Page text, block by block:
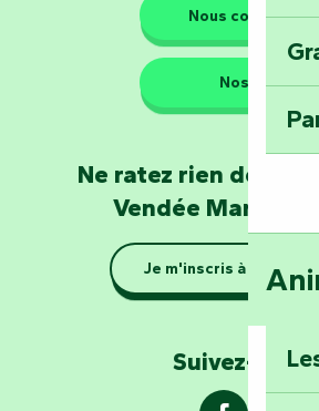
Les
Nous contacter
Nos QG
Ne ratez rien de
Vendée Marais
Je m'inscris à la
Suivez-nous